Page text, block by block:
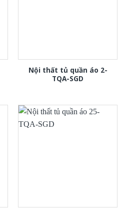
Nội thất tủ quần áo 2-
TQA-SGD